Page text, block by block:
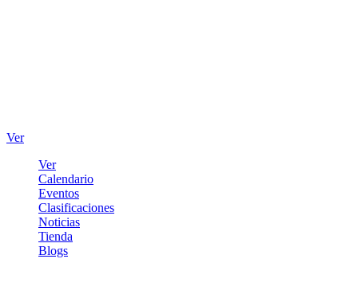
Ver
Ver
Calendario
Eventos
Clasificaciones
Noticias
Tienda
Blogs